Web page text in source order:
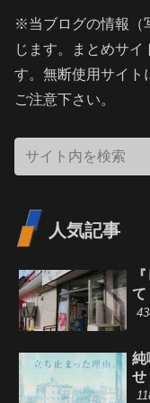
※当ブログの情報（
じます。まとめサイ
す。無断使用サイト
ご注意下さい。
人気記事
て
純
せ